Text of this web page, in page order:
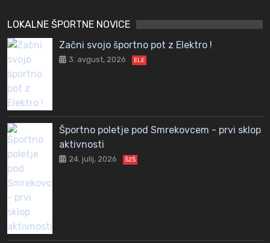
LOKALNE ŠPORTNE NOVICE
Začni svojo športno pot z Elektro !
3. avgust, 2026 ELE
Športno poletje pod Smrekovcem - prvi sklop
aktivnosti
24. julij, 2026 ŠZŠ